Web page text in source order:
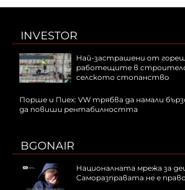
INVESTOR
Най-застрашени от
работещите в
селското стопанство
Порше и Пиех: VW трябва да намали
да повиши рентабилността
BGONAIR
Националната мрежа за
Саморазправата не е